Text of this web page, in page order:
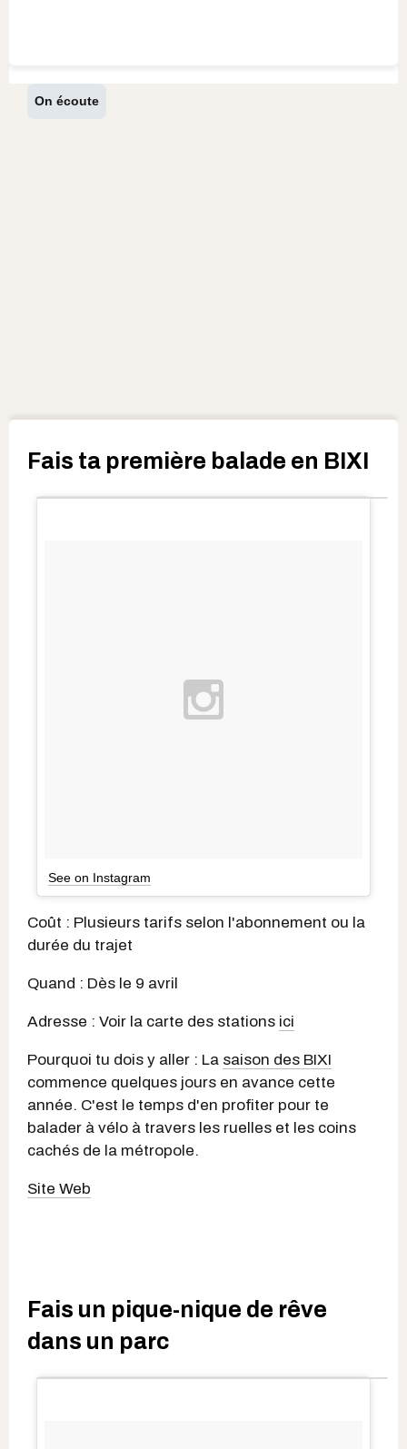
On écoute
Fais ta première balade en BIXI
See on Instagram
Coût : Plusieurs tarifs selon l'abonnement ou la
durée du trajet
Quand : Dès le 9 avril
Adresse : Voir la carte des stations ici
Pourquoi tu dois y aller : La saison des BIXI
commence quelques jours en avance cette
année. C'est le temps d'en profiter pour te
balader à vélo à travers les ruelles et les coins
cachés de la métropole.
Site Web
Fais un pique-nique de rêve
dans un parc